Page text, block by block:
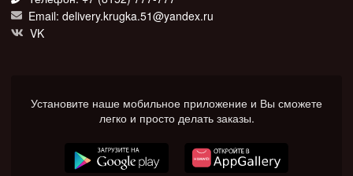
Email: delivery.krugka.51@yandex.ru
VK
Установите наше мобильное приложение и Вы сможете
легко и просто делать заказы.